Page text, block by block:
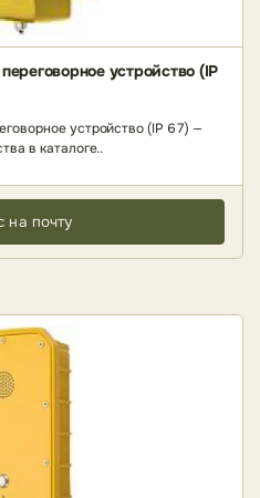
устройство (IP
устройство (IP 67) —
в каталоге..
на почту